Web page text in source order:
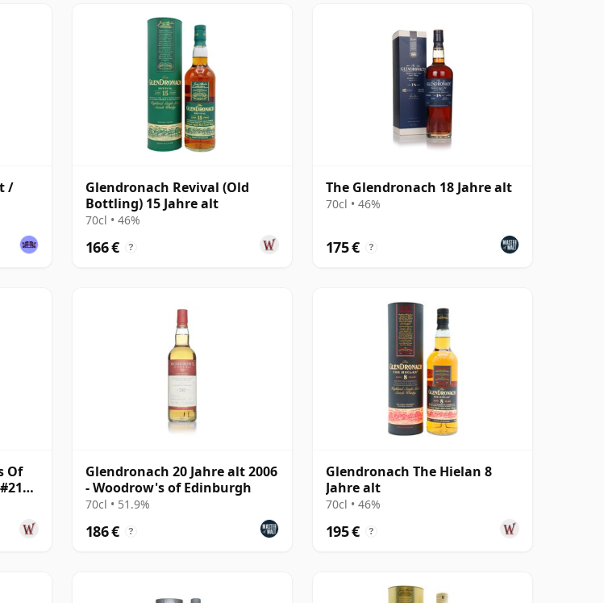
/
Glendronach Revival (Old
Bottling) 15 Jahre alt
70cl • 46%
166 € ?
The Glendronach 18 Jahre alt
70cl • 46%
175 € ?
Of
Glendronach 20 Jahre alt 2006
- Woodrow's of Edinburgh
70cl • 51.9%
186 € ?
Glendronach The Hielan 8
Jahre alt
70cl • 46%
195 € ?